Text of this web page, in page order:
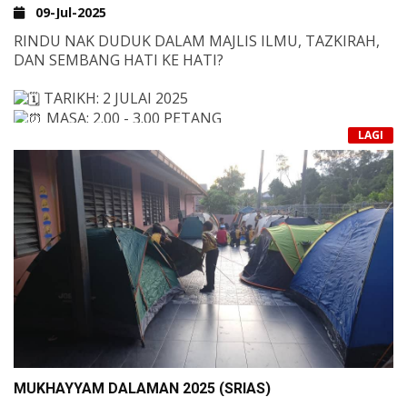
09-Jul-2025
RINDU NAK DUDUK DALAM MAJLIS ILMU, TAZKIRAH,
DAN SEMBANG HATI KE HATI?
TARIKH: 2 JULAI 2025
MASA: 2.00 - 3.00 PETANG
TEMA: KEMBALI LAGI – KEMBALI KEPADA ALLAH,
KEMBALI KEPADA SAHABAT, KEMBALI KEPADA HATI
YANG TENANG
BAWA HATI YANG INGIN BERUBAH, BAWA JIWA
YANG INGIN DIBAIKI. KITA MULA SEMULA… BERSAMA-
SAMA.
DAURAH HADIS
MUWAJJIH : USTAZ CHAMIM THOHARI
SURAU AL-AMIN
BUKU NOTA UNTUK CATATAN
OBJEKTIF DAURAH
1. MEMUPUK KECINTAAN KEPADA RASULULLAH SAW
2. MEMAHAMI MAKSUD DAN PENGAJARAN DARIPADA
LAGI
MUKHAYYAM DALAMAN 2025 (SRIAS)